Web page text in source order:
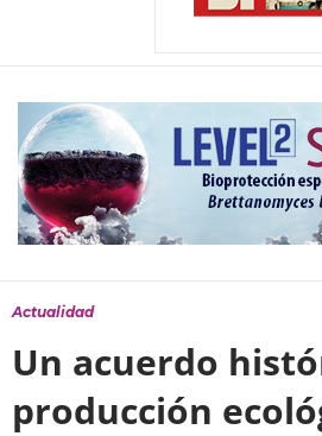
Actualidad
Un acuerdo
producción